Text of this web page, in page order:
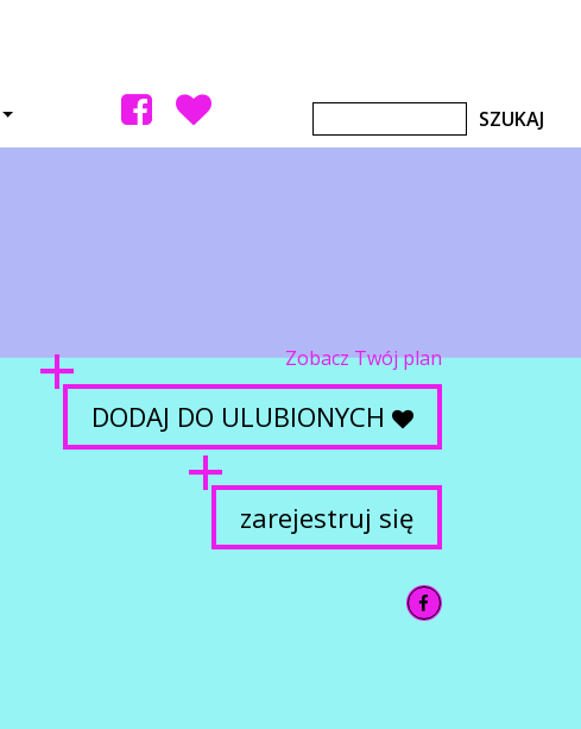
Zobacz Twój plan
DODAJ DO ULUBIONYCH
zarejestruj się